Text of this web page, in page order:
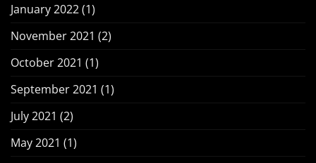
January 2022(1)
November 2021 (2)
October 2021 (1)
September 2021 (1)
July 2021 (2)
May 2021 (1)